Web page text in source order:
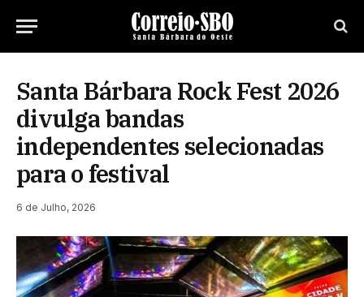
Santa Bárbara Rock Fest 2026
divulga bandas
independentes selecionadas
para o festival
6 de Julho, 2026